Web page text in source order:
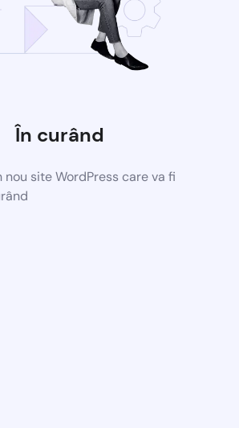
În curând
nou site WordPress care va fi